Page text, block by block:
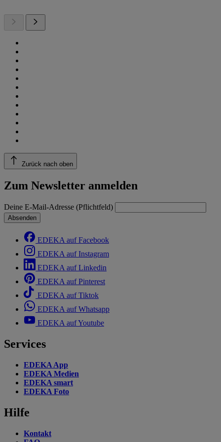
Zurück nach oben
Zum Newsletter anmelden
Deine E-Mail-Adresse (Pflichtfeld)
Absenden
EDEKA auf Facebook
EDEKA auf Instagram
EDEKA auf Linkedin
EDEKA auf Pinterest
EDEKA auf Tiktok
EDEKA auf Whatsapp
EDEKA auf Youtube
Services
EDEKA App
EDEKA Medien
EDEKA smart
EDEKA Foto
Hilfe
Kontakt